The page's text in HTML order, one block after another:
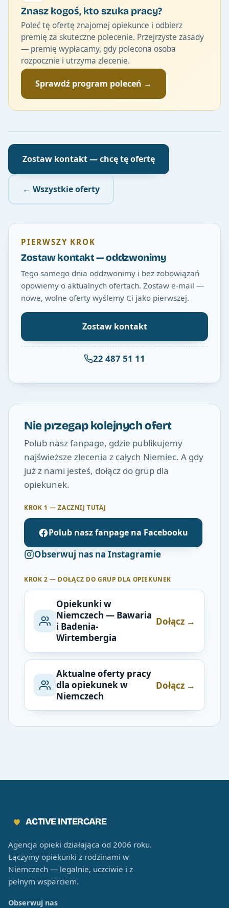
Znasz kogoś, kto szuka pracy?
Poleć tę ofertę znajomej opiekunce i odbierz
premię za skuteczne polecenie. Przejrzyste zasady
— premię wypłacamy, gdy polecona osoba
rozpocznie i utrzyma zlecenie.
Sprawdź program poleceń →
Zostaw kontakt — chcę tę ofertę
← Wszystkie oferty
PIERWSZY KROK
Zostaw kontakt — oddzwonimy
Tego samego dnia oddzwonimy i bez zobowiązań
opowiemy o aktualnych ofertach. Zostaw e-mail —
nowe, wolne oferty wyślemy Ci jako pierwszej.
Zostaw kontakt
22 487 51 11
Nie przegap kolejnych ofert
Polub nasz fanpage, gdzie publikujemy
najświeższe zlecenia z całych Niemiec. A gdy
już z nami jesteś, dołącz do grup dla
opiekunek.
KROK 1 — ZACZNIJ TUTAJ
Polub nasz fanpage na Facebooku
Obserwuj nas na Instagramie
KROK 2 — DOŁĄCZ DO GRUP DLA OPIEKUNEK
Opiekunki w
Niemczech — Bawaria
i Badenia-
Wirtembergia
Dołącz →
Aktualne oferty pracy
dla opiekunek w
Niemczech
Dołącz →
ACTIVE INTERCARE
Agencja opieki działająca od 2006 roku.
Łączymy opiekunki z rodzinami w
Niemczech — legalnie, uczciwie i z
pełnym wsparciem.
Obserwuj nas